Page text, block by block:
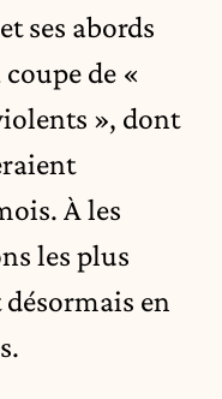
ses abords
de «
», dont
À les
les plus
en